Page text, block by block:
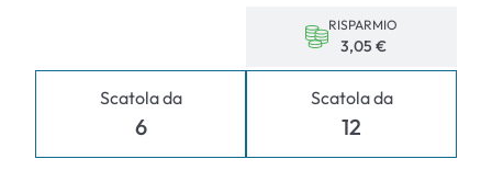
Scatola da
6
RISPARMIO
3,05 €
Scatola da
12